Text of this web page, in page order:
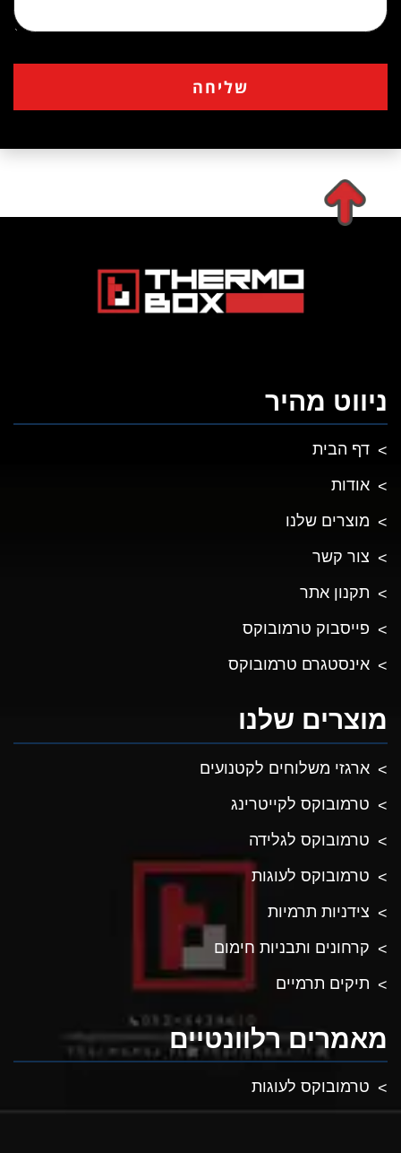
ניווט מהיר
דף הבית
אודות
מוצרים שלנו
צור קשר
תקנון אתר
פייסבוק טרמובוקס
אינסטגרם טרמובוקס
מוצרים שלנו
ארגזי משלוחים לקטנועים
טרמובוקס לקייטרינג
טרמובוקס לגלידה
טרמובוקס לעוגות
צידניות תרמיות
קרחונים ותבניות חימום
תיקים תרמיים
מאמרים רלוונטיים
טרמובוקס לעוגות